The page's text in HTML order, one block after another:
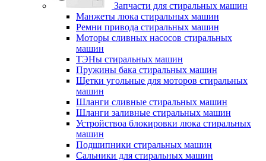
Запчасти для стиральных машин
Манжеты люка стиральных машин
Ремни привода стиральных машин
Моторы сливных насосов стиральных
машин
ТЭНы стиральных машин
Пружины бака стиральных машин
Щетки угольные для моторов стиральных
машин
Шланги сливные стиральных машин
Шланги заливные стиральных машин
Устройствоа блокировки люка стиральных
машин
Подшипники стиральных машин
Сальники для стиральных машин